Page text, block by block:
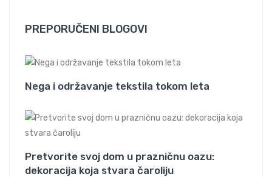
PREPORUČENI BLOGOVI
Nega i održavanje tekstila tokom leta
Pretvorite svoj dom u prazničnu oazu:
dekoracija koja stvara čaroliju